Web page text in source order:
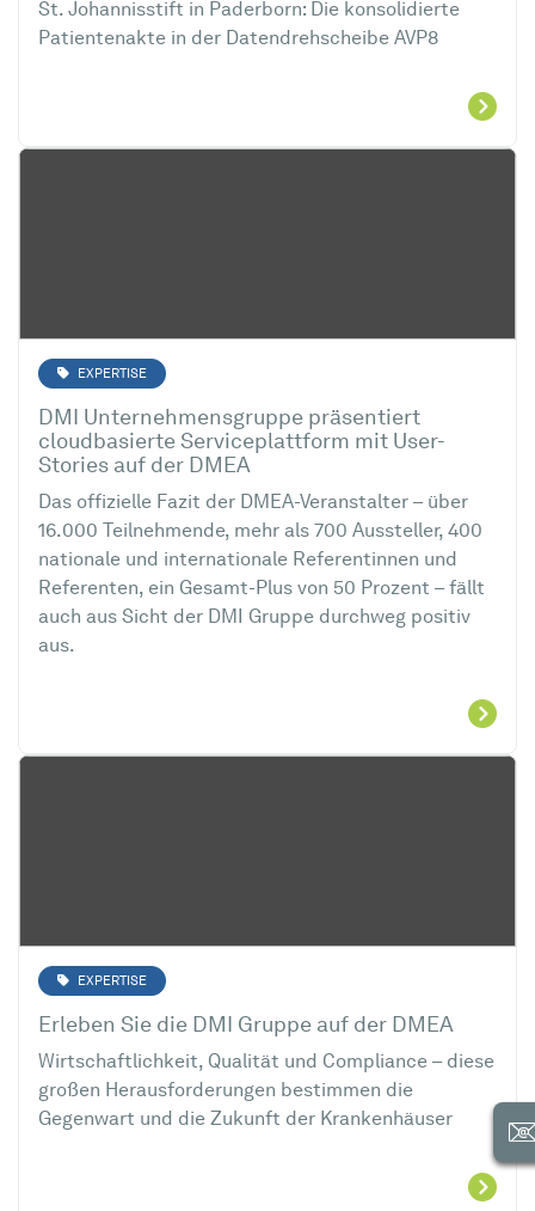
St. Johannisstift in Paderborn: Die konsolidierte
Patientenakte in der Datendrehscheibe AVP8
EXPERTISE
DMI Unternehmensgruppe präsentiert
cloudbasierte Serviceplattform mit User-
Stories auf der DMEA
Das offizielle Fazit der DMEA-Veranstalter – über
16.000 Teilnehmende, mehr als 700 Aussteller, 400
nationale und internationale Referentinnen und
Referenten, ein Gesamt-Plus von 50 Prozent – fällt
auch aus Sicht der DMI Gruppe durchweg positiv
aus.
EXPERTISE
Erleben Sie die DMI Gruppe auf der DMEA
Wirtschaftlichkeit, Qualität und Compliance – diese
großen Herausforderungen bestimmen die
Gegenwart und die Zukunft der Krankenhäuser